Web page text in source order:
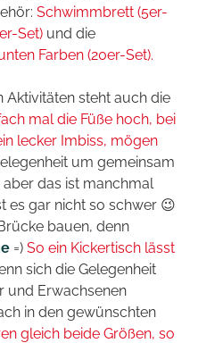
Schwimmbrett (5er-
Set) und die
Farben (20er-Set).
Aktivitäten steht auch die
mal die Füße hoch, bei
lecker Imbiss, mögen
um gemeinsam
das ist manchmal
es gar nicht so schwer 😉
bauen, denn
=) So ein Kickertisch lässt
sich die Gelegenheit
und Erwachsenen
in den gewünschten
gleich beide Größen, so